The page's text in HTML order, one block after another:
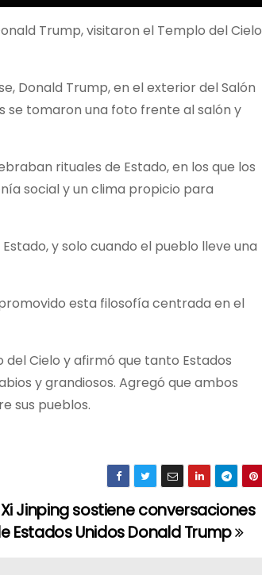
Trump, visitaron el Templo del Cielo
Donald Trump, en el exterior del Salón
se tomaron una foto frente al salón y
rituales de Estado, en los que los
social y un clima propicio para
y solo cuando el pueblo lleve una
esta filosofía centrada en el
Cielo y afirmó que tanto Estados
y grandiosos. Agregó que ambos
sus pueblos.
Jinping sostiene conversaciones
Estados Unidos Donald Trump